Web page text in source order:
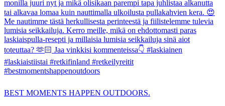
BEST MOMENTS HAPPEN OUTDOORS.